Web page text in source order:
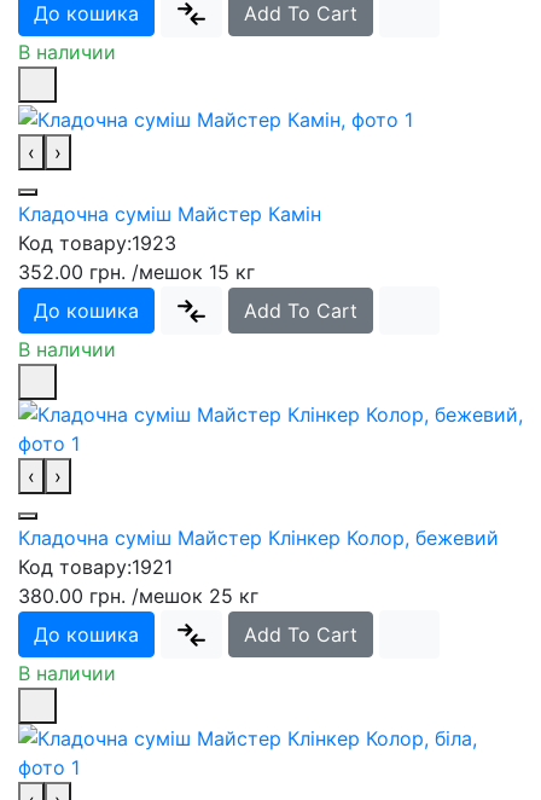
До кошика
Add To Cart
В наличии
‹ ›
Кладочна суміш Майстер Камін
Код товару:1923
352.00 грн. /мешок 15 кг
До кошика
Add To Cart
В наличии
‹ ›
Кладочна суміш Майстер Клінкер Колор, бежевий
Код товару:1921
380.00 грн. /мешок 25 кг
До кошика
Add To Cart
В наличии